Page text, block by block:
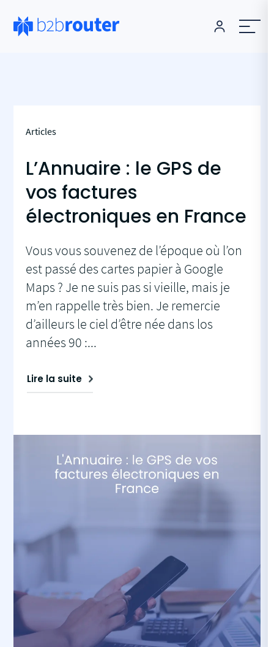
Articles
L’Annuaire : le GPS de
vos factures
électroniques en France
Vous vous souvenez de l’époque où l’on
est passé des cartes papier à Google
Maps ? Je ne suis pas si vieille, mais je
m’en rappelle très bien. Je remercie
d’ailleurs le ciel d’être née dans los
années 90 :...
Lire la suite